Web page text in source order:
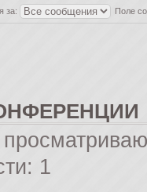
за: Поле
1